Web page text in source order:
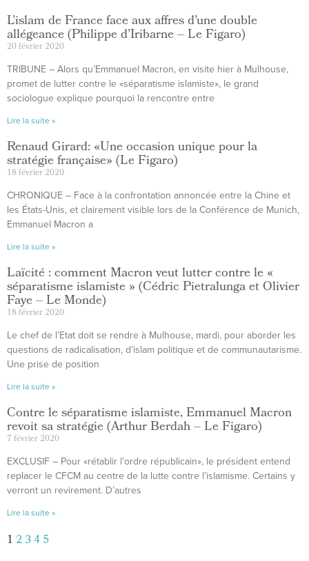
L’islam de France face aux affres d’une double
allégeance (Philippe d’Iribarne – Le Figaro)
20 février 2020
TRIBUNE – Alors qu’Emmanuel Macron, en visite hier à Mulhouse,
promet de lutter contre le «séparatisme islamiste», le grand
sociologue explique pourquoi la rencontre entre
Lire la suite »
Renaud Girard: «Une occasion unique pour la
stratégie française» (Le Figaro)
18 février 2020
CHRONIQUE – Face à la confrontation annoncée entre la Chine et
les États-Unis, et clairement visible lors de la Conférence de Munich,
Emmanuel Macron a
Lire la suite »
Laïcité : comment Macron veut lutter contre le «
séparatisme islamiste » (Cédric Pietralunga et Olivier
Faye – Le Monde)
18 février 2020
Le chef de l’Etat doit se rendre à Mulhouse, mardi, pour aborder les
questions de radicalisation, d’islam politique et de communautarisme.
Une prise de position
Lire la suite »
Contre le séparatisme islamiste, Emmanuel Macron
revoit sa stratégie (Arthur Berdah – Le Figaro)
7 février 2020
EXCLUSIF – Pour «rétablir l’ordre républicain», le président entend
replacer le CFCM au centre de la lutte contre l’islamisme. Certains y
verront un revirement. D’autres
Lire la suite »
1 2345